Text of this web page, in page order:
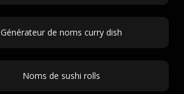
Générateur de noms curry dish
Noms de sushi rolls